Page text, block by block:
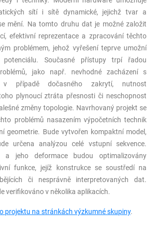
sítí i sítě dynamické, jejichž tvar a
mění. Na tomto druhu dat je možné založit
efektivní reprezentace a zpracování těchto
problémem, jehož vyřešení teprve umožní
Současné přístupy trpí řadou
jako např. nevhodné zacházení s
v případě dočasného zakrytí, nutnost
plynoucí ztráta přesnosti či neschopnost
změny topologie. Navrhovaný projekt se
problémů nasazením výpočetních technik
geometrie. Bude vytvořen kompaktní model,
určena analýzou celé vstupní sekvence.
a jeho deformace budou optimalizovány
funkce, jejíž konstrukce se soustředí na
či nesprávně interpretovaných dat.
verifikováno v několika aplikacích.
projektu na stránkách výzkumné skupiny.